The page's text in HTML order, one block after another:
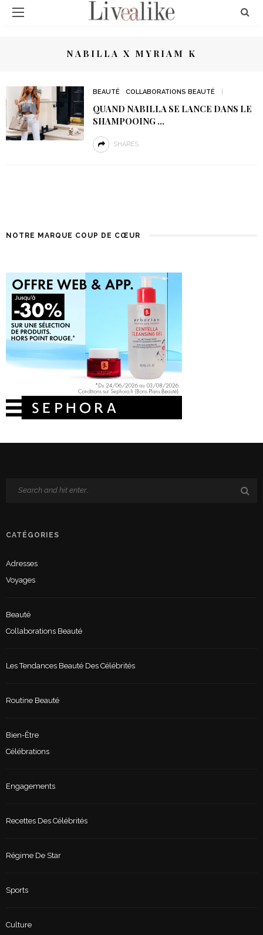
NABILLA X MYRIAM K
BEAUTÉ COLLABORATIONS BEAUTÉ
QUAND NABILLA SE LANCE DANS LE
SHAMPOOING …
SHARES
NOTRE MARQUE COUP DE CŒUR
CATÉGORIES
Adresses
Voyages
Beauté
Collaborations Beauté
Les Tendances Beauté Des Célébrités
Routine Beauté
Bien-Être
Célébrations
Engagements
Recettes Des Célébrités
Régime De Star
Sports
Culture